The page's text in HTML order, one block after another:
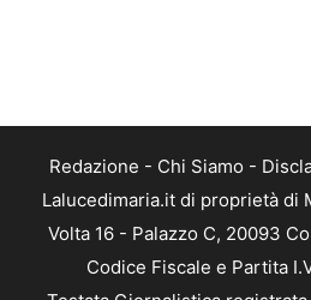
Redazione - Chi Siamo -
Lalucedimaria.it di proprietà di
Volta 16 - Palazzo C, 20093
Codice Fiscale e Partita